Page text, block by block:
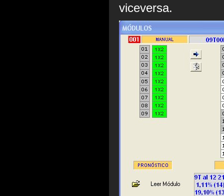
viceversa.